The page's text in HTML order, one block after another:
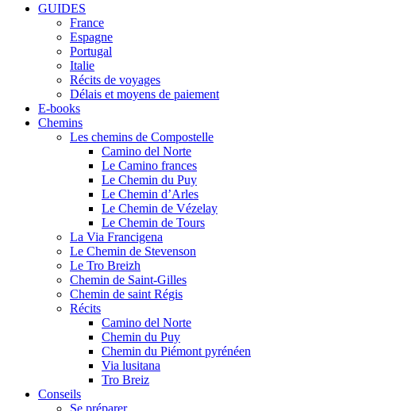
GUIDES
France
Espagne
Portugal
Italie
Récits de voyages
Délais et moyens de paiement
E-books
Chemins
Les chemins de Compostelle
Camino del Norte
Le Camino frances
Le Chemin du Puy
Le Chemin d’Arles
Le Chemin de Vézelay
Le Chemin de Tours
La Via Francigena
Le Chemin de Stevenson
Le Tro Breizh
Chemin de Saint-Gilles
Chemin de saint Régis
Récits
Camino del Norte
Chemin du Puy
Chemin du Piémont pyrénéen
Via lusitana
Tro Breiz
Conseils
Se préparer